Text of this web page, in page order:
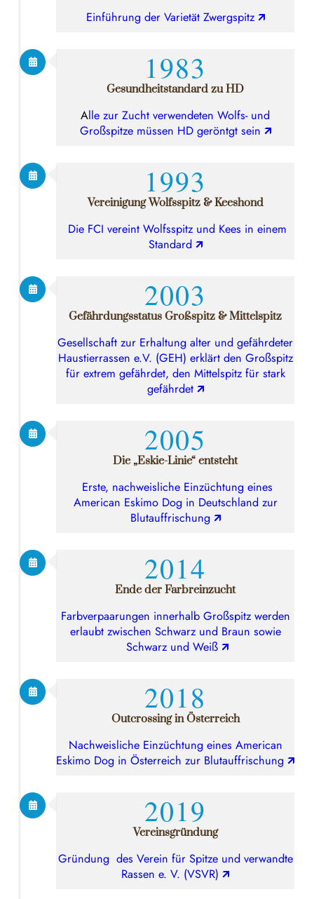
Einführung der Varietät Zwergspitz 🡭
1983
Gesundheitstandard zu HD
Alle zur Zucht verwendeten Wolfs- und
Großspitze müssen HD geröntgt sein 🡭
1993
Vereinigung Wolfsspitz & Keeshond
Die FCI vereint Wolfsspitz und Kees in einem
Standard 🡭
2003
Gefährdungsstatus Großspitz & Mittelspitz
Gesellschaft zur Erhaltung alter und gefährdeter
Haustierrassen e.V. (GEH) erklärt den Großspitz
für extrem gefährdet, den Mittelspitz für stark
gefährdet 🡭
2005
Die „Eskie-Linie“ entsteht
Erste, nachweisliche Einzüchtung eines
American Eskimo Dog in Deutschland zur
Blutauffrischung 🡭
2014
Ende der Farbreinzucht
Farbverpaarungen innerhalb Großspitz werden
erlaubt zwischen Schwarz und Braun sowie
Schwarz und Weiß 🡭
2018
Outcrossing in Österreich
Nachweisliche Einzüchtung eines American
Eskimo Dog in Österreich zur Blutauffrischung 🡭
2019
Vereinsgründung
Gründung des Verein für Spitze und verwandte
Rassen e. V. (VSVR) 🡭